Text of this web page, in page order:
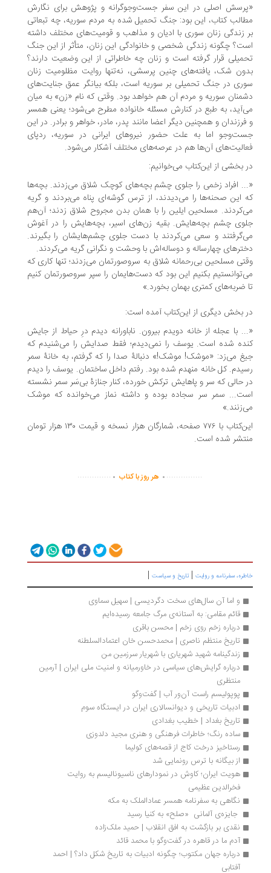
اصلی در این سفر جست‌وجوگرانه و پژوهش برای نگارش
کتاب، این بود: جنگ تحمیل شده به مردم سوریه، چه تبعاتی
زندگی زنان سوری با ادیان و مذاهب و قومیت‌های مختلف داشته
چگونه زندگی شخصی و خانوادگی این زنان، متأثر از این جنگ
قرار گرفته است و زنان چه خاطراتی از این وضعیت دارند؟
شک، یافته‌های چنین پرسشی، نه‌تنها روایت مظلومیت زنان
در جنگ تحمیلی بر سوریه است، بلکه بیانگر عمق جنایت‌های
سوریه و مردم آن هم خواهد بود. وقتی که نام «زن» به میان
به طبع در کنارش مسئله خانواده مطرح می‌شود؛ یعنی همسر
و همچنین دیگر اعضا مانند پدر، مادر، خواهر و برادر. در این
اما به علت حضور نیروهای ایرانی در سوریه، ردپای
آن‌ها هم در عرصه‌های مختلف آشکار می‌شود.
بخشی از این‌کتاب می‌خوانیم:
افراد زخمی را جلوی چشم بچه‌های کوچک شلاق می‌زدند. بچه‌ها
این صحنه‌ها را می‌دیدند، از ترس گوشه‌ای پناه می‌بردند و گریه
مسلحین ایلین را با همان بدن مجروح شلاق زدند؛ آن‌هم
چشم‌ بچه‌هایش. بقیه زن‌های اسیر، بچه‌هایش را در آغوش
و سعی می‌کردند با دست جلوی چشم‌هایشان را بگیرند.
چهارساله و دوساله‌اش با وحشت و نگرانی گریه می‌کردند.
مسلحین بی‌رحمانه شلاق به سروصورتمان می‌زدند؛ تنها کاری که
بکنیم این بود که دست‌هایمان را سپر سروصورتمان کنیم
ضربه‌های کمتری بهمان بخورد.»
بخش دیگری از این‌کتاب آمده است:
با عجله از خانه دویدم بیرون. ناباورانه دیدم درِ حیاط از جایش
شده است. یوسف را نمی‌دیدم؛ فقط صدایش را می‌شنیدم که
می‌زد: «موشک! موشک!» دنبالۀ صدا را که گرفتم، به خانۀ سمر
کل خانه منهدم شده بود. رفتم داخل ساختمان. یوسف را دیدم
حالی که سر و پاهایش ترکش خورده، کنار جنازۀ بی‌سَر سمر نشسته
سمر سر سجاده بوده و داشته نماز می‌خوانده که موشک
این‌کتاب با ۷۷۶ صفحه، شمارگان هزار نسخه و قیمت ۱۳۰ هزار تومان
شده است.
...............
. هر روز با کتاب .
..............
سفرنامه‌ و روایت|تاریخ و سیاست |
و اما آن سال‌های سخت دگردیسی | سهیل سماوی
قائم مقامی: به آستانه‌ی مرگ جامعه رسیده‌ایم
درباره زخم روی زخم | محسن باقری
تاریخ منتظم ناصری | محمدحسن خان اعتمادالسلطنه
زندگینامه شهید شهریاری با شهریار سرزمین من
پوپولیسم راست‌ آن‌ور آب | گفت‌وگو
ادبیات تاریخی و دیوانسالاری ایران در ایستگاه سوم
تاریخ بغداد | خطیب بغدادی
ساده رنگ؛ خاطرات فرهنگی و هنری مجید دلدوزی
رستاخیز درخت کاج از قصه‌های کولیما
از بیگانه با ترس رونمایی شد
هویت ایران؛ کاوش در نمودارهای ناسیونالیسم به روایت
فخرالدین عظیمی
نگاهی به سفرنامه همسر عمادالملک به مکه
جایزه‌ی آلمانی  «صلح» به کنیا رسید
نقدی بر بازگشت به افق انقلاب | حمید ملک‌زاده
آدم ما در قاهره در گفت‌وگو با محمد قائد
درباره جهان مکتوب؛ چگونه ادبیات به تاریخ شکل داد؟ | احمد